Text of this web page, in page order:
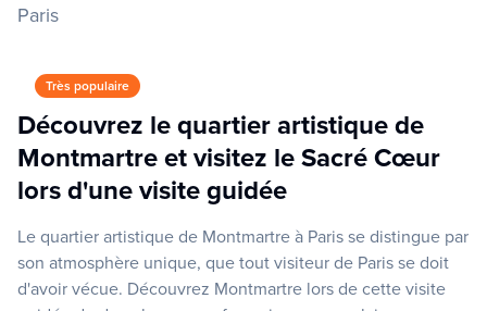
Paris
Très populaire
Découvrez le quartier artistique de
Montmartre et visitez le Sacré Cœur
lors d'une visite guidée
Le quartier artistique de Montmartre à Paris se distingue par
son atmosphère unique, que tout visiteur de Paris se doit
d'avoir vécue. Découvrez Montmartre lors de cette visite